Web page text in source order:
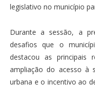
legislativo no município
Durante a sessão, a
desafios que o
destacou as principais
ampliação do acesso à
urbana e o incentivo ao